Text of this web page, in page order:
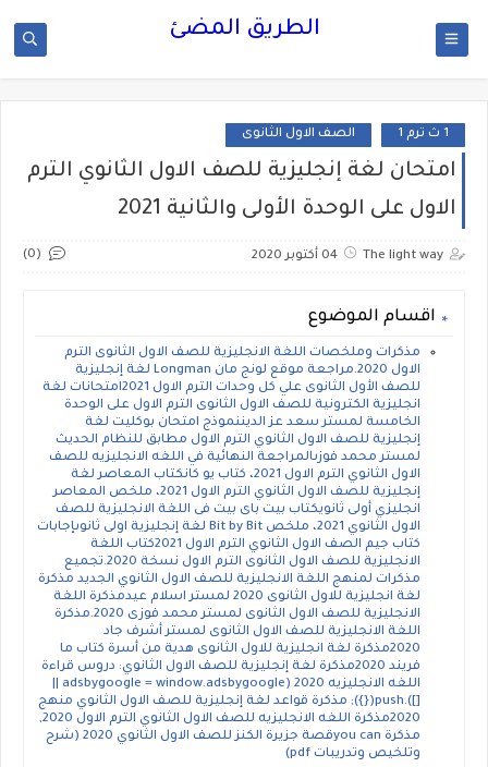
الطريق المضئ
1 ث ترم 1 الصف الاول الثانوى
امتحان لغة إنجليزية للصف الاول الثانوي الترم
الاول على الوحدة الأولى والثانية 2021
The light way 04 أكتوبر 2020 (0)
اقسام الموضوع
مذكرات وملخصات اللغة الانجليزية للصف الاول الثانوى الترم
الاول 2020.مراجعة موقع لونج مان Longman لغة إنجليزية
للصف الأول الثانوى علي كل وحدات الترم الاول 2021امتحانات لغة
انجليزية الكترونية للصف الاول الثانوى الترم الاول على الوحدة
الخامسة لمستر سعد عز الديننموذج امتحان بوكليت لغة
إنجليزية للصف الاول الثانوي الترم الاول مطابق للنظام الحديث
لمستر محمد فوزىالمراجعة النهائية في اللغه الانجليزيه للصف
الاول الثانوي الترم الاول 2021، كتاب يو كانكتاب المعاصر لغة
إنجليزية للصف الاول الثانوي الترم الاول 2021، ملخص المعاصر
انجليزي أولى ثانويكتاب بيت باى بيت فى اللغة الانجليزية للصف
الاول الثانوي 2021، ملخص Bit by Bit لغة إنجليزية اولى ثانوىإجابات
كتاب جيم الصف الاول الثانوي الترم الاول 2021كتاب اللغة
الانجليزية للصف الاول الثانوى الترم الاول نسخة 2020.تجميع
مذكرات لمنهج اللغة الانجليزية للصف الاول الثانوي الجديد مذكرة
لغة انجليزية للاول الثانوى 2020 لمستر اسلام عيدمذكرة اللغة
الانجليزية للصف الاول الثانوى لمستر محمد فوزى 2020.مذكرة
اللغة الانجليزية للصف الاول الثانوى لمستر أشرف جاد
2020مذكرة لغة انجليزية للاول الثانوى هدية من أسرة كتاب ما
فريند 2020مذكرة لغة إنجليزية للصف الاول الثانوي: دروس قراءة
[]).push({}); مذكرة قواعد لغة إنجليزية للصف الاول الثانوي منهج
2020مذكرة اللغه الانجليزيه للصف الاول الثانوي الترم الاول 2020,
مذكرة you canقصة جزيرة الكنز للصف الاول الثانوي 2020 (شرح
وتلخيص وتدريبات pdf)